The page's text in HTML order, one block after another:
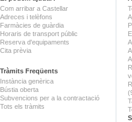
Com arribar a Castellar
Adreces i telèfons
Farmàcies de guàrdia
Horaris de transport públic
Reserva d'equipaments
Cita prèvia
Tràmits Freqüents
Instància genèrica
Bústia oberta
Subvencions per a la contractació
Tots els tràmits